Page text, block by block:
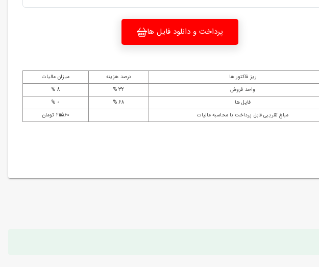
پرداخت و دانلود فایل ها
ریز فاکتور ها درصد هزینه
میزان مالیات
واحد فروش
32 %
8 %
فایل ها
68 %
0 %
مبلغ تقریبی قابل پرداخت با محاسبه مالیات
211560 تومان